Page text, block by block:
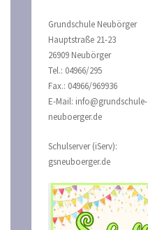
Grundschule Neubörger
Hauptstraße 21-23
26909 Neubörger
Tel.: 04966/295
Fax.: 04966/969936
E-Mail: info@grundschule-
neuboerger.de
Schulserver (iServ):
gsneuboerger.de